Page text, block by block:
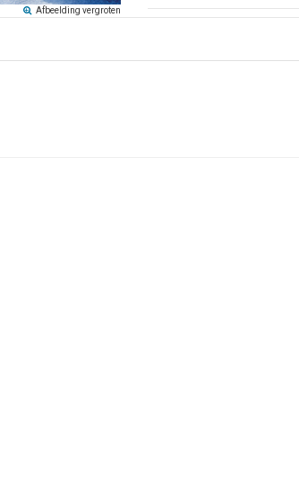
Afbeelding vergroten